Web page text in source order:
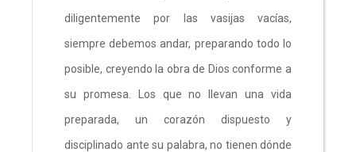
diligentemente por las vasijas vacías,
siempre debemos andar, preparando todo lo
posible, creyendo la obra de Dios conforme a
su promesa. Los que no llevan una vida
preparada, un corazón dispuesto y
disciplinado ante su palabra, no tienen dónde